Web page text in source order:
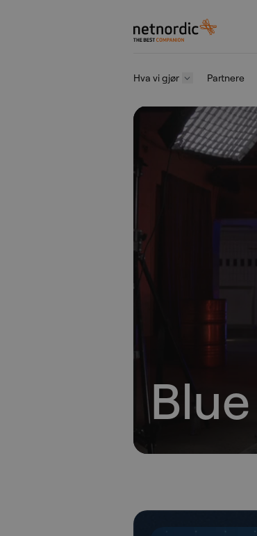
Gå til innhold
NetNordic Norway
Hva vi gjør Partnere
Blue Team Briefing